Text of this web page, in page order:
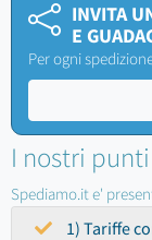
INVITA
E
Per ogni
I nostri
Spediamo.it e'
1) Tariffe